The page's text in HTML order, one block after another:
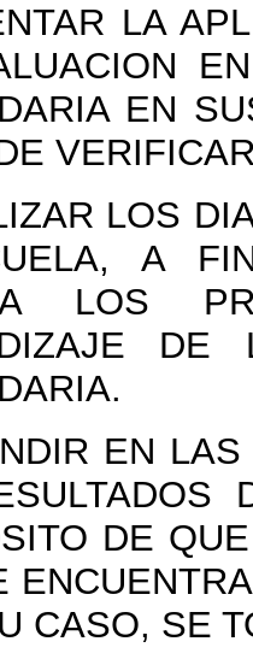
LA
EN
LOS
A
LOS
DE
EN
DE
CASO, SE